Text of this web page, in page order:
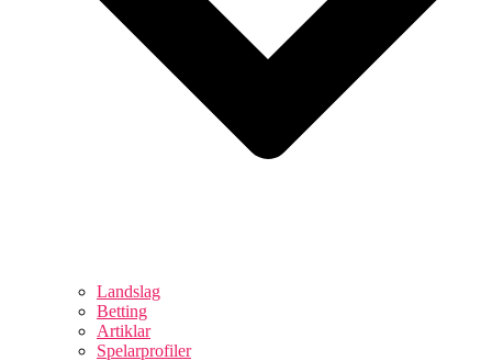
Landslag
Betting
Artiklar
Spelarprofiler